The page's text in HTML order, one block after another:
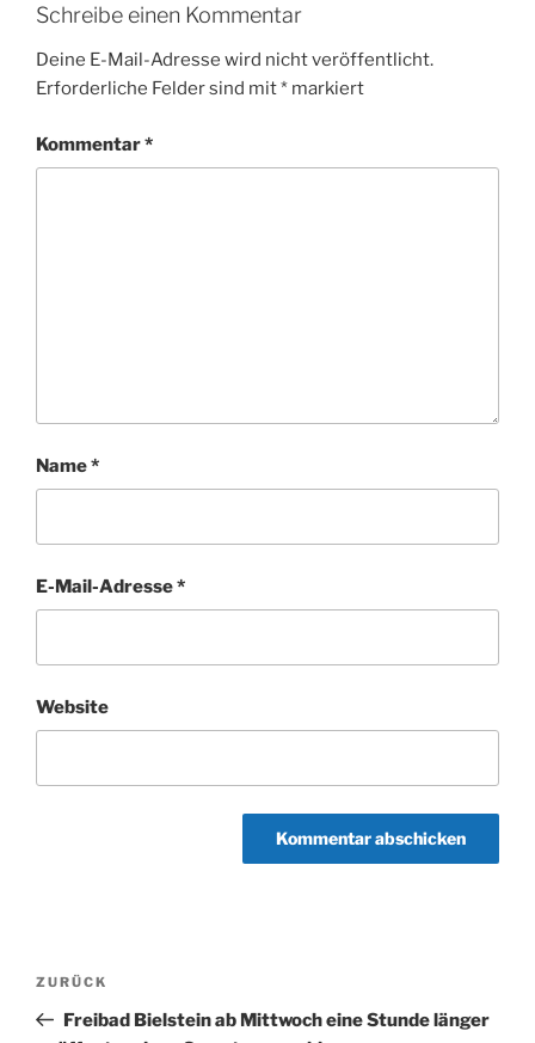
Schreibe einen Kommentar
Deine E-Mail-Adresse wird nicht veröffentlicht.
Erforderliche Felder sind mit* markiert
Kommentar*
Name*
E-Mail-Adresse*
Website
Beitragsnavigation
Vorheriger
Beitrag
ZURÜCK
Freibad Bielstein ab Mittwoch eine Stunde länger